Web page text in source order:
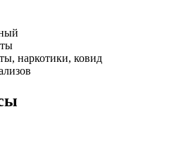
наркотики, ковид